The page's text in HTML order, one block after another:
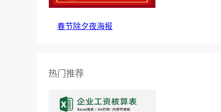
春节除夕夜海报
热门推荐